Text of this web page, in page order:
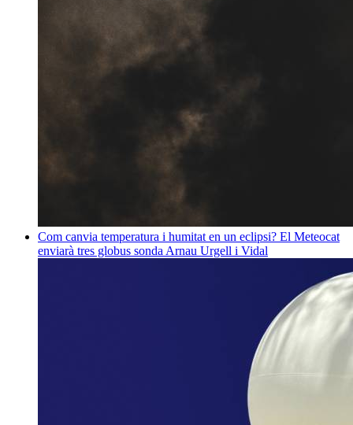
Com canvia temperatura i humitat en un eclipsi? El Meteocat
enviarà tres globus sonda Arnau Urgell i Vidal